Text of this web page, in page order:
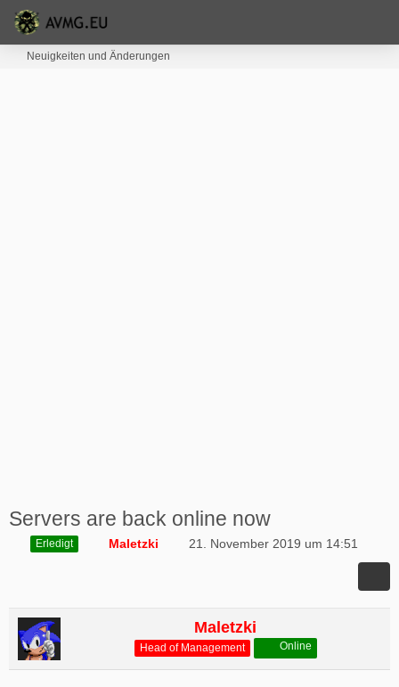
Neuigkeiten und Änderungen
Servers are back online now
Erledigt Maletzki 21. November 2019 um 14:51
Maletzki
Head of Management Online